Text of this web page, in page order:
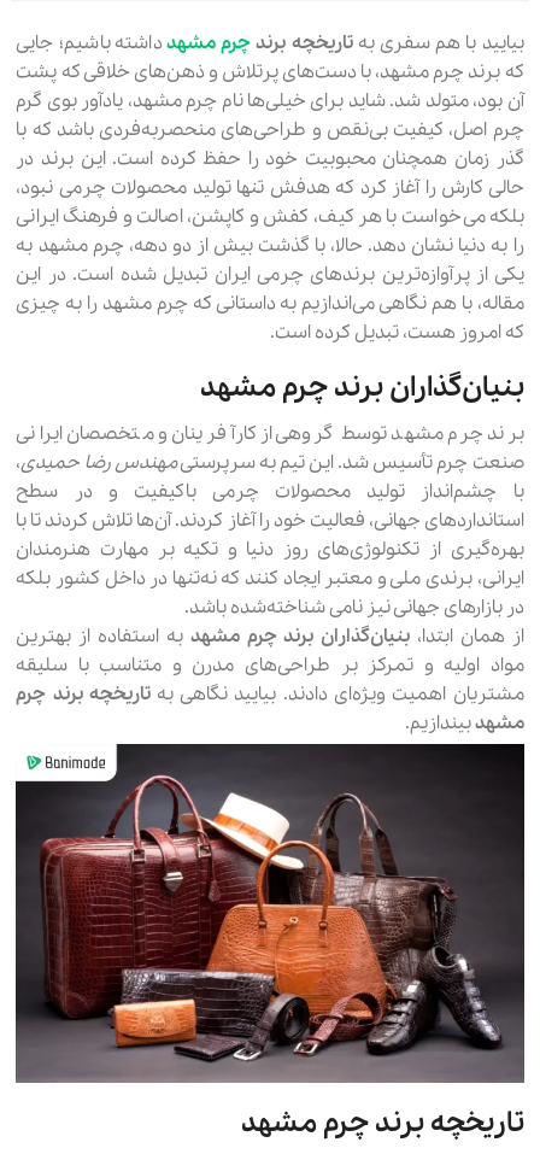
بیایید با هم سفری بهتاریخچه برندچرم مشهدداشته باشیم؛ جایی
که برند چرم مشهد، با دست‌های پرتلاش و ذهن‌های خلاقی که پشت
آن بود، متولد شد. شاید برای خیلی‌ها نام چرم مشهد، یادآور بوی گرم
چرم اصل، کیفیت بی‌نقص و طراحی‌های منحصربه‌فردی باشد که با
گذر زمان همچنان محبوبیت خود را حفظ کرده است. این برند در
حالی کارش را آغاز کرد که هدفش تنها تولید محصولات چرمی نبود،
بلکه می‌خواست با هر کیف، کفش و کاپشن، اصالت و فرهنگ ایرانی
را به دنیا نشان دهد. حالا، با گذشت بیش از دو دهه، چرم مشهد به
یکی از پرآوازه‌ترین برندهای چرمی ایران تبدیل شده است. در این
مقاله، با هم نگاهی می‌اندازیم به داستانی که چرم مشهد را به چیزی
که امروز هست، تبدیل کرده است.
بنیان‌گذاران برند چرم مشهد
برند چرم مشهد توسط گروهی از کارآفرینان و متخصصان ایرانی
صنعت چرم تأسیس شد. این تیم به سرپرستیمهندس رضا حمیدی،
با چشم‌انداز تولید محصولات چرمی باکیفیت و در سطح
استانداردهای جهانی، فعالیت خود را آغاز کردند. آن‌ها تلاش کردند تا با
بهره‌گیری از تکنولوژی‌های روز دنیا و تکیه بر مهارت هنرمندان
ایرانی، برندی ملی و معتبر ایجاد کنند که نه‌تنها در داخل کشور بلکه
در بازارهای جهانی نیز نامی شناخته‌شده باشد.
از همان ابتدا، بنیان‌گذاران برند چرم مشهد به استفاده از بهترین
مواد اولیه و تمرکز بر طراحی‌های مدرن و متناسب با سلیقه
مشتریان اهمیت ویژه‌ای دادند. بیایید نگاهی به تاریخچه برند چرم
مشهدبیندازیم.
تاریخچه برند چرم مشهد